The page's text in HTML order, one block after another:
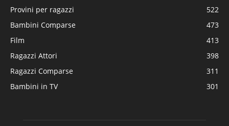
Provini per ragazzi
522
Bambini Comparse
473
Film
413
Ragazzi Attori
398
Ragazzi Comparse
311
Bambini in TV
301